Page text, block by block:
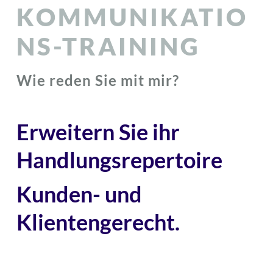
KOMMUNIKATIO
NS-TRAINING
Wie reden Sie mit mir?
Erweitern Sie ihr
Handlungsrepertoire
Kunden- und
Klientengerecht.